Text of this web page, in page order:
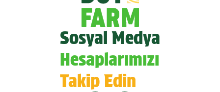
Sosyal Medya
Hesaplarımızı
Takip Edin